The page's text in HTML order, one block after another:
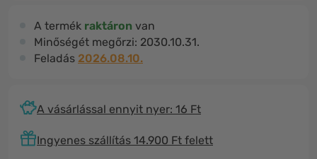
A termék raktáron van
Minőségét megőrzi: 2030.10.31.
Feladás 2026.08.10.
A vásárlással ennyit nyer: 16 Ft
Ingyenes szállítás 14.900 Ft felett